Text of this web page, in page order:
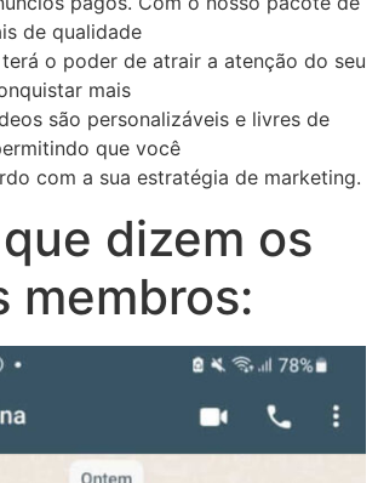
de qualidade
o poder de atrair a atenção do seu
mais
são personalizáveis e livres de
que você
com a sua estratégia de marketing.
dizem os
membros: